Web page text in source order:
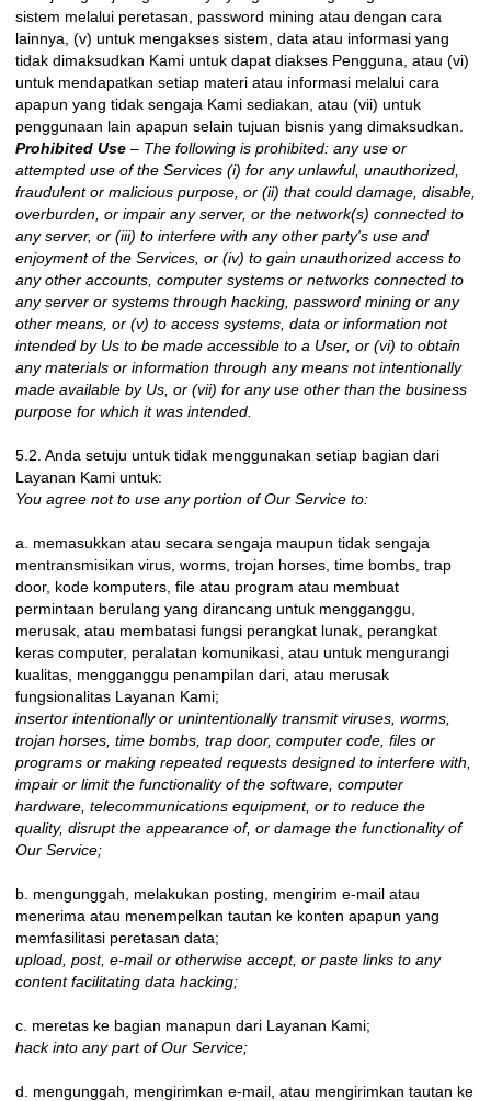
sistem melalui peretasan, password mining atau dengan cara
lainnya, (v) untuk mengakses sistem, data atau informasi yang
tidak dimaksudkan Kami untuk dapat diakses Pengguna, atau (vi)
untuk mendapatkan setiap materi atau informasi melalui cara
apapun yang tidak sengaja Kami sediakan, atau (vii) untuk
penggunaan lain apapun selain tujuan bisnis yang dimaksudkan.
Prohibited Use – The following is prohibited: any use or
attempted use of the Services (i) for any unlawful, unauthorized,
fraudulent or malicious purpose, or (ii) that could damage, disable,
overburden, or impair any server, or the network(s) connected to
any server, or (iii) to interfere with any other party's use and
enjoyment of the Services, or (iv) to gain unauthorized access to
any other accounts, computer systems or networks connected to
any server or systems through hacking, password mining or any
other means, or (v) to access systems, data or information not
intended by Us to be made accessible to a User, or (vi) to obtain
any materials or information through any means not intentionally
made available by Us, or (vii) for any use other than the business
purpose for which it was intended.
5.2. Anda setuju untuk tidak menggunakan setiap bagian dari
Layanan Kami untuk:
You agree not to use any portion of Our Service to:
a. memasukkan atau secara sengaja maupun tidak sengaja
mentransmisikan virus, worms, trojan horses, time bombs, trap
door, kode komputers, file atau program atau membuat
permintaan berulang yang dirancang untuk mengganggu,
merusak, atau membatasi fungsi perangkat lunak, perangkat
keras computer, peralatan komunikasi, atau untuk mengurangi
kualitas, mengganggu penampilan dari, atau merusak
fungsionalitas Layanan Kami;
insertor intentionally or unintentionally transmit viruses, worms,
trojan horses, time bombs, trap door, computer code, files or
programs or making repeated requests designed to interfere with,
impair or limit the functionality of the software, computer
hardware, telecommunications equipment, or to reduce the
quality, disrupt the appearance of, or damage the functionality of
Our Service;
b. mengunggah, melakukan posting, mengirim e-mail atau
menerima atau menempelkan tautan ke konten apapun yang
memfasilitasi peretasan data;
upload, post, e-mail or otherwise accept, or paste links to any
content facilitating data hacking;
c. meretas ke bagian manapun dari Layanan Kami;
hack into any part of Our Service;
d. mengunggah, mengirimkan e-mail, atau mengirimkan tautan ke